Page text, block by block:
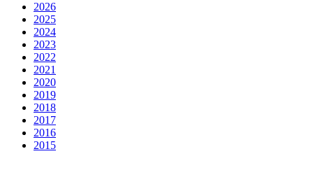
2026
2025
2024
2023
2022
2021
2020
2019
2018
2017
2016
2015